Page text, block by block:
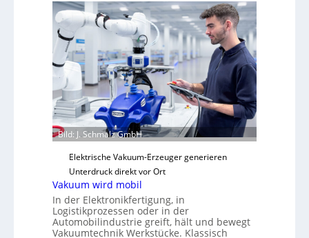
e
n
z
t
r
e
i
b
e
r
r
a
t
e
g
i
s
c
h
e
N
e
u
a
u
s
Bild: J. Schmalz GmbH
Elektrische Vakuum-Erzeuger generieren
Unterdruck direkt vor Ort
Vakuum wird mobil
In der Elektronikfertigung, in
Logistikprozessen oder in der
Automobilindustrie greift, hält und bewegt
Vakuumtechnik Werkstücke. Klassisch